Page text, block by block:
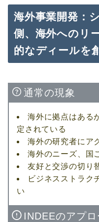
海外事業開発：
側、海外へのリ
的なディールを
通常の現象
海外に拠点はある
定されている
海外の研究者にア
海外のニーズ、国
友好と交渉の切り
ビジネスストラク
い
INDEEのアプロ